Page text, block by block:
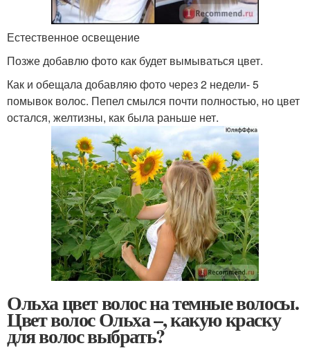
Естественное освещение
Позже добавлю фото как будет вымываться цвет.
Как и обещала добавляю фото через 2 недели- 5
помывок волос. Пепел смылся почти полностью, но цвет
остался, желтизны, как была раньше нет.
Ольха цвет волос на темные волосы.
Цвет волос Ольха –, какую краску
для волос выбрать?